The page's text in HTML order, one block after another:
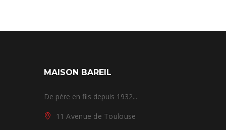
MAISON BAREIL
De père en fils depuis 1932...
11 Avenue de Toulouse